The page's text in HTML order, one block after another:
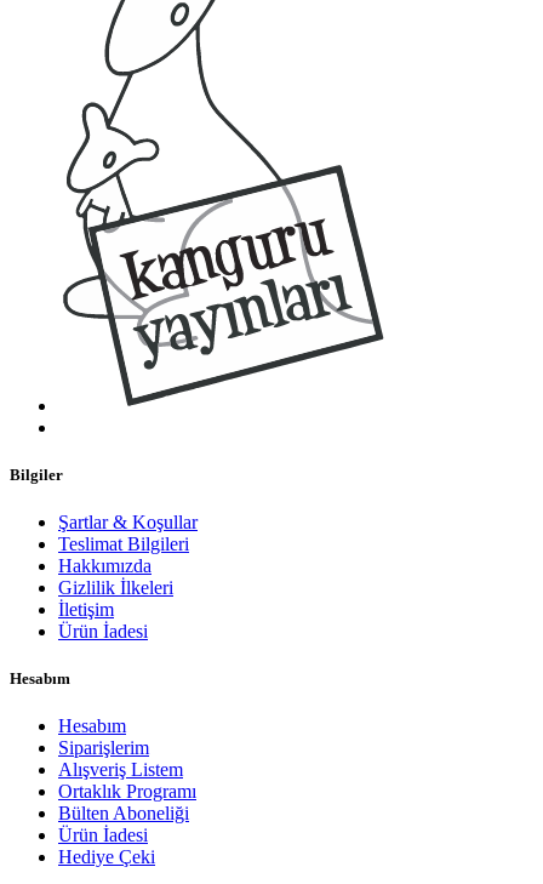
Bilgiler
Şartlar & Koşullar
Teslimat Bilgileri
Hakkımızda
Gizlilik İlkeleri
İletişim
Ürün İadesi
Hesabım
Hesabım
Siparişlerim
Alışveriş Listem
Ortaklık Programı
Bülten Aboneliği
Ürün İadesi
Hediye Çeki